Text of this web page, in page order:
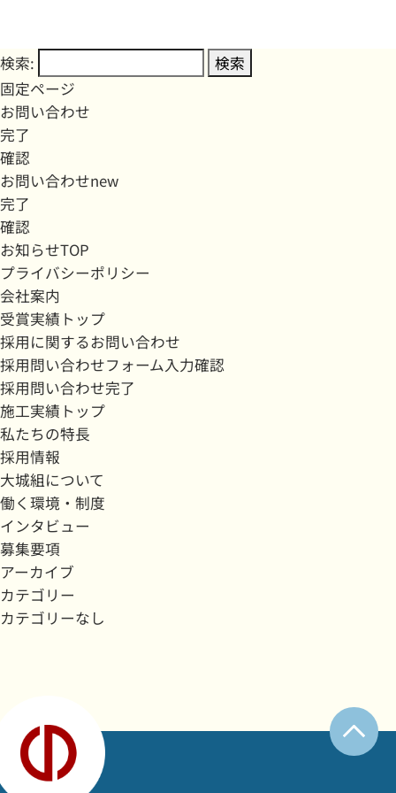
検索:
固定ページ
お問い合わせ
完了
確認
お問い合わせnew
完了
確認
お知らせTOP
プライバシーポリシー
会社案内
受賞実績トップ
採用に関するお問い合わせ
採用問い合わせフォーム入力確認
採用問い合わせ完了
施工実績トップ
私たちの特長
採用情報
大城組について
働く環境・制度
インタビュー
募集要項
アーカイブ
カテゴリー
カテゴリーなし